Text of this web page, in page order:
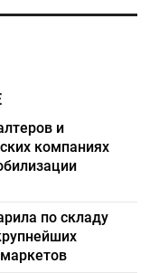
и
компаниях
по складу